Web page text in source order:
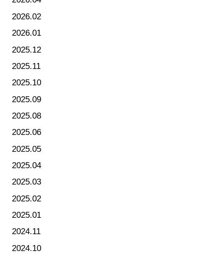
2026.02
2026.01
2025.12
2025.11
2025.10
2025.09
2025.08
2025.06
2025.05
2025.04
2025.03
2025.02
2025.01
2024.11
2024.10